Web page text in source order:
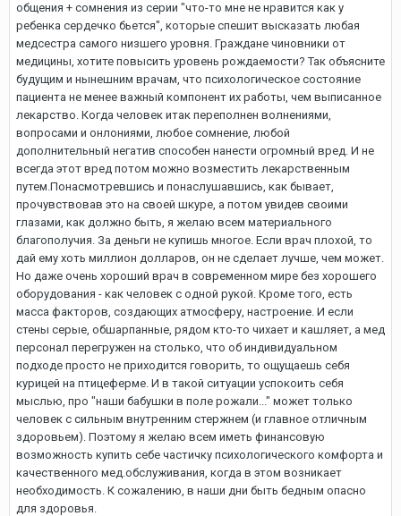
общения + сомнения из серии "что-то мне не нравится как у
ребенка сердечко бьется", которые спешит высказать любая
медсестра самого низшего уровня. Граждане чиновники от
медицины, хотите повысить уровень рождаемости? Так объясните
будущим и нынешним врачам, что психологическое состояние
пациента не менее важный компонент их работы, чем выписанное
лекарство. Когда человек итак переполнен волнениями,
вопросами и онлониями, любое сомнение, любой
дополнительный негатив способен нанести огромный вред. И не
всегда этот вред потом можно возместить лекарственным
путем.Понасмотревшись и понаслушавшись, как бывает,
прочувствовав это на своей шкуре, а потом увидев своими
глазами, как должно быть, я желаю всем материального
благополучия. За деньги не купишь многое. Если врач плохой, то
дай ему хоть миллион долларов, он не сделает лучше, чем может.
Но даже очень хороший врач в современном мире без хорошего
оборудования - как человек с одной рукой. Кроме того, есть
масса факторов, создающих атмосферу, настроение. И если
стены серые, обшарпанные, рядом кто-то чихает и кашляет, а мед
персонал перегружен на столько, что об индивидуальном
подходе просто не приходится говорить, то ощущаешь себя
курицей на птицеферме. И в такой ситуации успокоить себя
мыслью, про "наши бабушки в поле рожали..." может только
человек с сильным внутренним стержнем (и главное отличным
здоровьем). Поэтому я желаю всем иметь финансовую
возможность купить себе частичку психологического комфорта и
качественного мед.обслуживания, когда в этом возникает
необходимость. К сожалению, в наши дни быть бедным опасно
для здоровья.